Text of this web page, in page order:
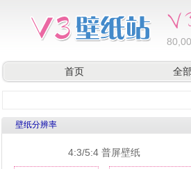
首页 全
壁纸分辨率
4:3/5:4 普屏壁纸